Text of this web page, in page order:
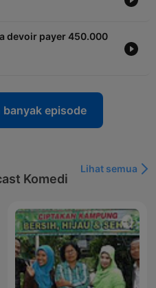
devoir payer 450.000
episode
Komedi
Lihat semua